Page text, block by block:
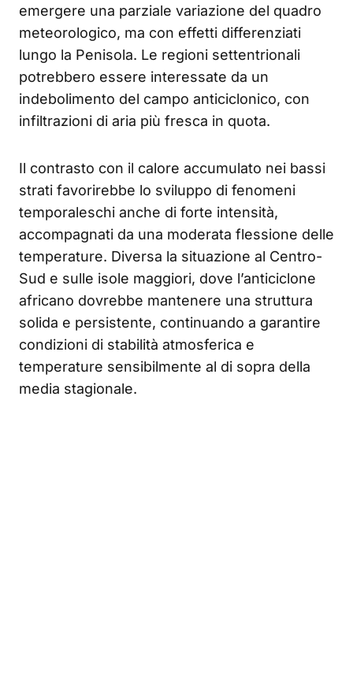
emergere una parziale variazione del quadro
meteorologico, ma con effetti differenziati
lungo la Penisola. Le regioni settentrionali
potrebbero essere interessate da un
indebolimento del campo anticiclonico, con
infiltrazioni di aria più fresca in quota.
Il contrasto con il calore accumulato nei bassi
strati favorirebbe lo sviluppo di fenomeni
temporaleschi anche di forte intensità,
accompagnati da una moderata flessione delle
temperature. Diversa la situazione al Centro-
Sud e sulle isole maggiori, dove l’anticiclone
africano dovrebbe mantenere una struttura
solida e persistente, continuando a garantire
condizioni di stabilità atmosferica e
temperature sensibilmente al di sopra della
media stagionale.